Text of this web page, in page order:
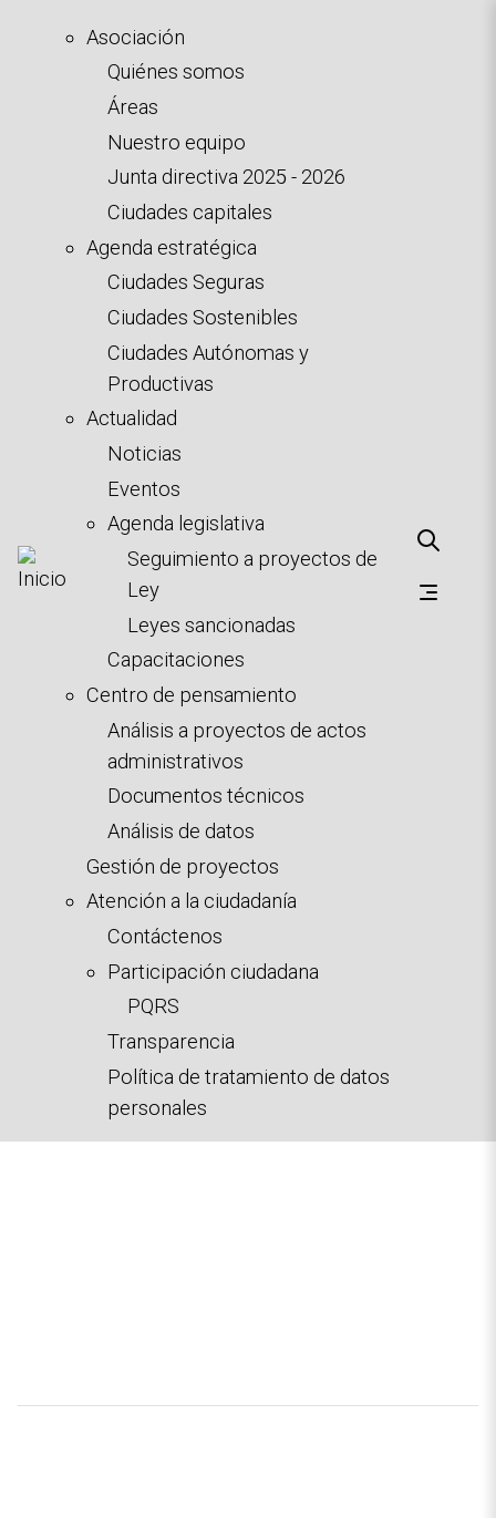
Asociación
Quiénes somos
Áreas
Nuestro equipo
Junta directiva 2025 - 2026
Ciudades capitales
Agenda estratégica
Ciudades Seguras
Ciudades Sostenibles
Ciudades Autónomas y
Productivas
Actualidad
Noticias
Eventos
Agenda legislativa
Seguimiento a proyectos de
Ley
Leyes sancionadas
Capacitaciones
Centro de pensamiento
Análisis a proyectos de actos
administrativos
Documentos técnicos
Análisis de datos
Gestión de proyectos
Atención a la ciudadanía
Contáctenos
Participación ciudadana
PQRS
Transparencia
Política de tratamiento de datos
personales
de